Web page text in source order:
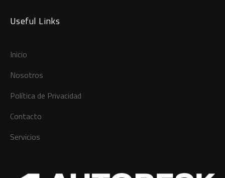
Useful Links
Inicio
Nosotros
Política de Privacidad
Contacto
Servicios